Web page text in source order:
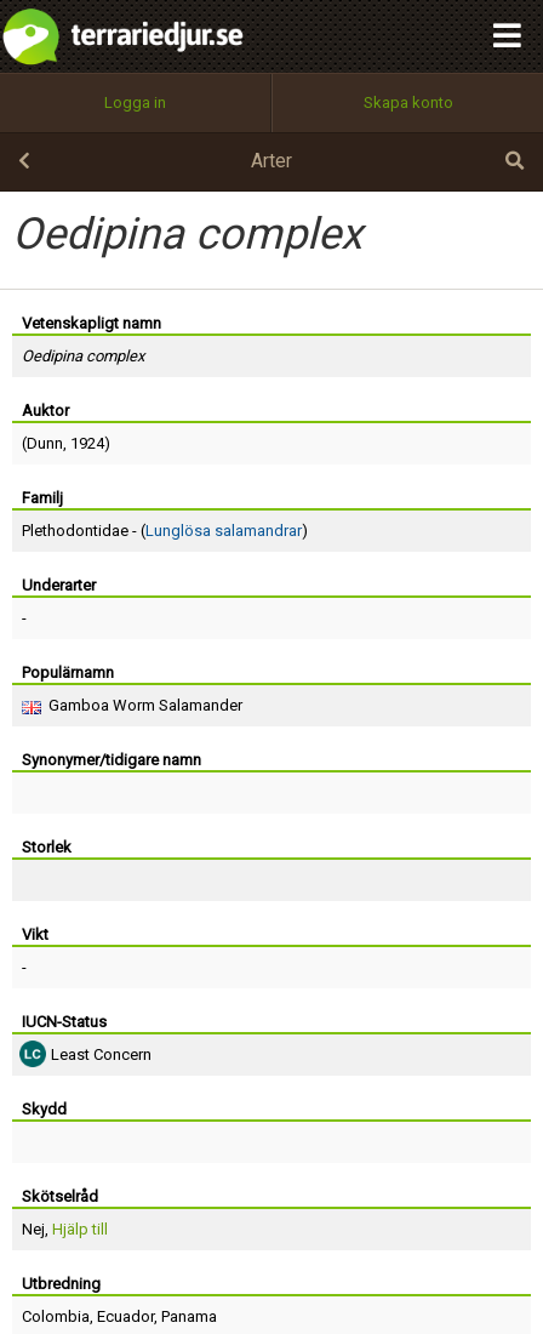
Logga in Skapa konto
Arter
Oedipina complex
Vetenskapligt namn
Oedipina complex
Auktor
(Dunn, 1924)
Familj
Plethodontidae - (Lunglösa salamandrar)
Underarter
-
Populärnamn
Gamboa Worm Salamander
Synonymer/tidigare namn
Storlek
Vikt
-
IUCN-Status
Least Concern
Skydd
Skötselråd
Nej, Hjälp till
Utbredning
Colombia, Ecuador, Panama
Utför
100%
OK
integritetspolicy
Namn:
Epost:
Användarnamn:
Lösenord:
Terms of Service
Skapa konto
Begär nytt lösenord
Tillbaka till förstasidan